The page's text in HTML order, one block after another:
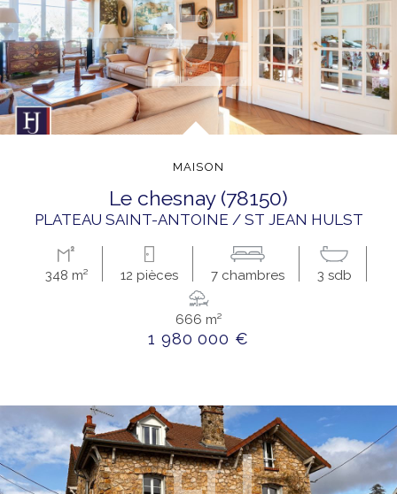
MAISON
le chesnay (78150)
PLATEAU SAINT-ANTOINE / ST JEAN HULST
348 m² 12 pièces 7 chambres 3 sdb
666 m²
1 980 000 €